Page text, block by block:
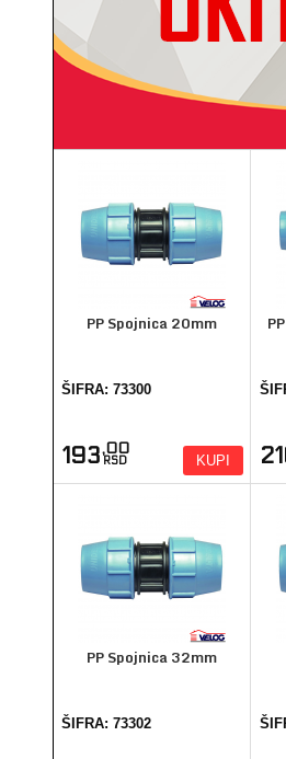
PP Spojnica 20mm
ŠIFRA: 73300
193,00
RSD KUPI
PP Spojnica 32mm
ŠIFRA: 73302